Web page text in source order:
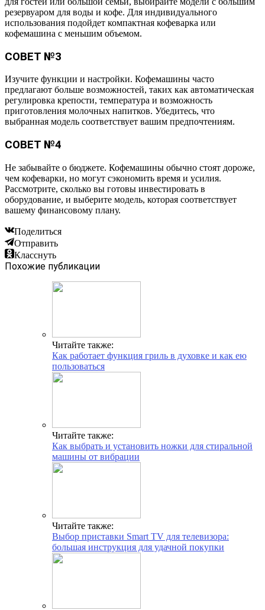
резервуаром для воды и кофе. Для индивидуального
использования подойдет компактная кофеварка или
кофемашина с меньшим объемом.
СОВЕТ №3
Изучите функции и настройки. Кофемашины часто
предлагают больше возможностей, таких как автоматическая
регулировка крепости, температура и возможность
приготовления молочных напитков. Убедитесь, что
выбранная модель соответствует вашим предпочтениям.
СОВЕТ №4
Не забывайте о бюджете. Кофемашины обычно стоят дороже,
чем кофеварки, но могут сэкономить время и усилия.
Рассмотрите, сколько вы готовы инвестировать в
оборудование, и выберите модель, которая соответствует
вашему финансовому плану.
Поделиться
Отправить
Класснуть
Похожие публикации
Читайте также:
Как работает функция гриль в духовке и как ею
пользоваться
Читайте также:
Как выбрать и установить ножки для стиральной
машины от вибрации
Читайте также:
Выбор приставки Smart TV для телевизора:
большая инструкция для удачной покупки